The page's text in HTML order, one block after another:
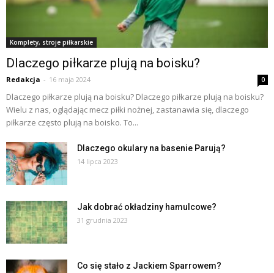
Komplety, stroje piłkarskie
Dlaczego piłkarze plują na boisku?
Redakcja - 16 maja 2024 0
Dlaczego piłkarze plują na boisku? Dlaczego piłkarze plują na boisku?
Wielu z nas, oglądając mecz piłki nożnej, zastanawia się, dlaczego
piłkarze często plują na boisko. To...
Dlaczego okulary na basenie Parują?
14 lipca 2023
Jak dobrać okładziny hamulcowe?
31 grudnia 2023
Co się stało z Jackiem Sparrowem?